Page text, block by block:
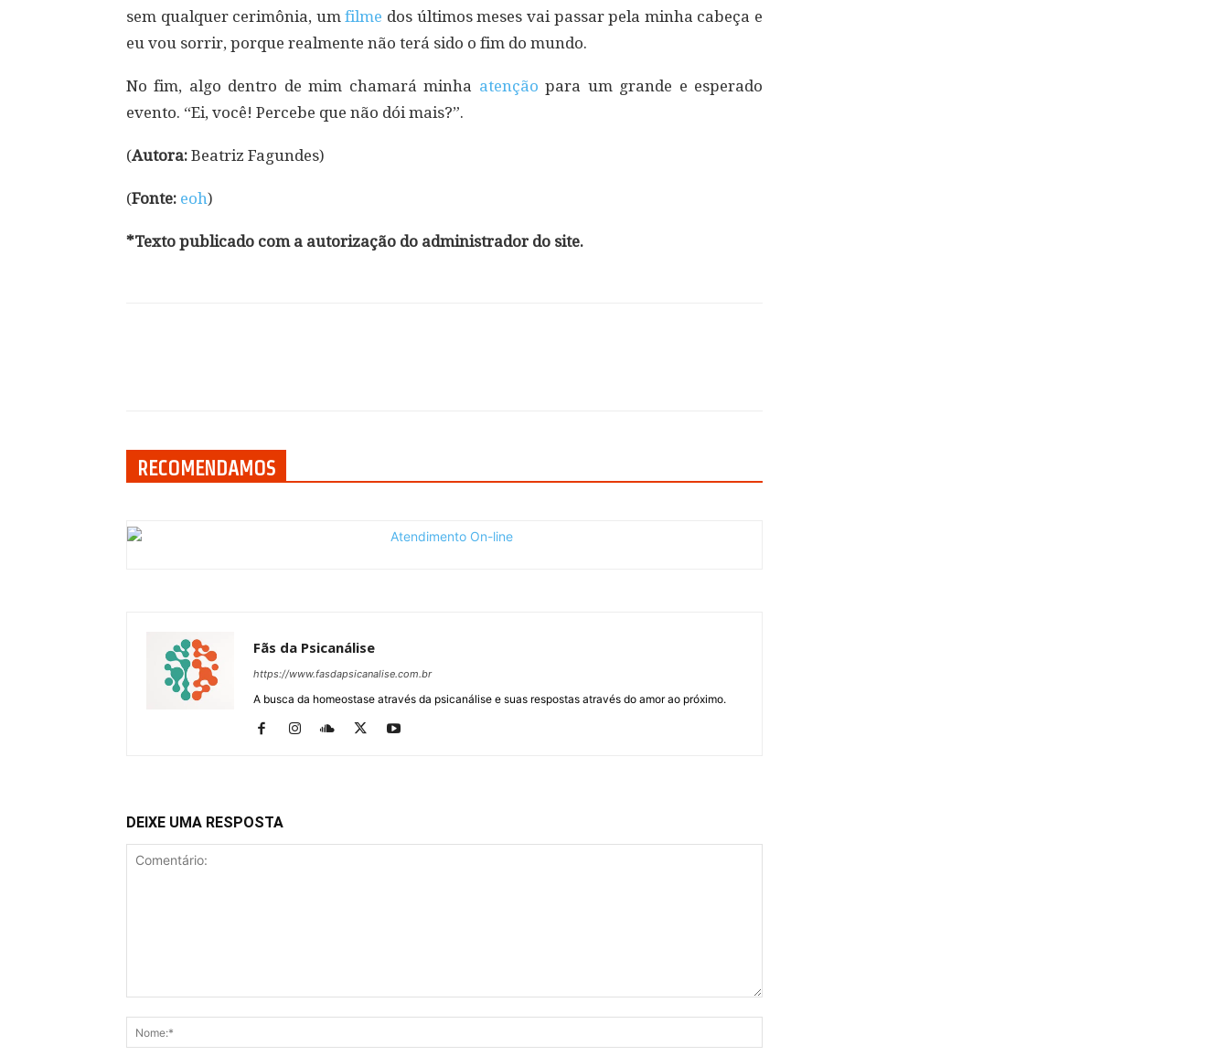
sem qualquer cerimônia, umfilme dos últimos meses vai passar pela minha cabeça e
eu vou sorrir, porque realmente não terá sido o fim do mundo.
No fim, algo dentro de mim chamará minha atençãopara um grande e esperado
evento. “Ei, você! Percebe que não dói mais?”.
(Autora: Beatriz Fagundes)
(Fonte: eoh)
*Texto publicado com a autorização do administrador do site.
RECOMENDAMOS
Fãs da Psicanálise
https://www.fasdapsicanalise.com.br
A busca da homeostase através da psicanálise e suas respostas através do amor ao próximo.
DEIXE UMA RESPOSTA